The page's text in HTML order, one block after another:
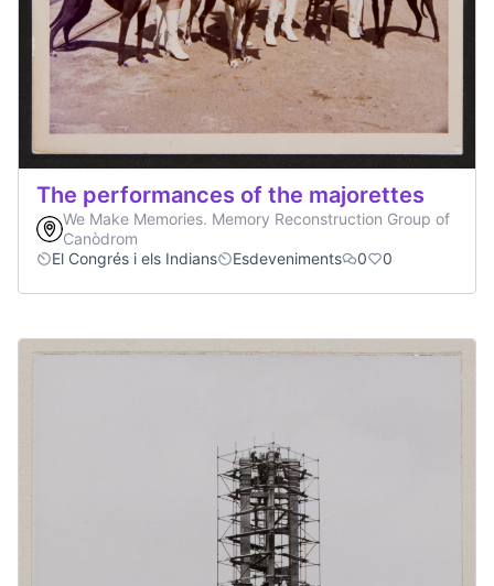
The performances of the majorettes
We Make Memories. Memory Reconstruction Group of
Canòdrom
El Congrés i els Indians
Esdeveniments 0 0